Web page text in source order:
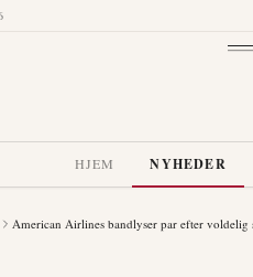
HJEM NYHEDER
American Airlines bandlyser par efter voldelig